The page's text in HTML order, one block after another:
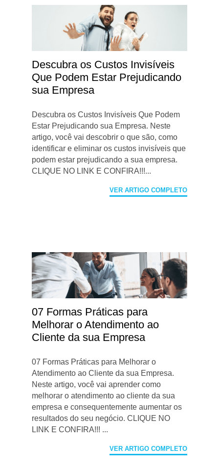
Descubra os Custos Invisíveis
Que Podem Estar Prejudicando
sua Empresa
Descubra os Custos Invisíveis Que Podem
Estar Prejudicando sua Empresa. Neste
artigo, você vai descobrir o que são, como
identificar e eliminar os custos invisíveis que
podem estar prejudicando a sua empresa.
CLIQUE NO LINK E CONFIRA!!!...
VER ARTIGO COMPLETO
07 Formas Práticas para
Melhorar o Atendimento ao
Cliente da sua Empresa
07 Formas Práticas para Melhorar o
Atendimento ao Cliente da sua Empresa.
Neste artigo, você vai aprender como
melhorar o atendimento ao cliente da sua
empresa e consequentemente aumentar os
resultados do seu negócio. CLIQUE NO
LINK E CONFIRA!!! ...
VER ARTIGO COMPLETO